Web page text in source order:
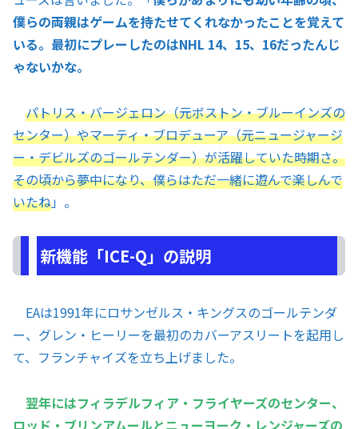
僕らの両親はゲームを持たせてくれなかったことを覚えて
いる。最初にプレーしたのはNHL 14、15、16だったんじ
ゃないかな。
パトリス・バージェロン（元ボストン・ブルーインズの
センター）やマーティ・ブロデューア（元ニュージャージ
ー・デビルズのゴールテンダー）が活躍していた時期さ。
その頃から夢中になり、僕らはただ一緒に遊んで楽しんで
いたね」。
新機能「ICE-Q」の説明
EAは1991年にロサンゼルス・キングスのゴールテンダ
ー、グレン・ヒーリーを最初のカバーアスリートを起用し
て、フランチャイズを立ち上げました。
翌年にはフィラデルフィア・フライヤーズのセンター、
ロッド・ブリンアムールとニューヨーク・レンジャーズの